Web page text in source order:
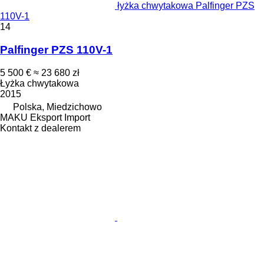
łyżka chwytakowa Palfinger PZS
110V-1
14
Palfinger PZS 110V-1
5 500 € ≈ 23 680 zł
Łyżka chwytakowa
2015
Polska, Miedzichowo
MAKU Eksport Import
Kontakt z dealerem